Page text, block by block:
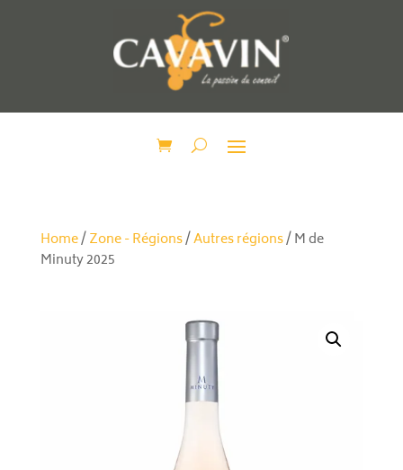
Home/Zone - Régions/Autres régions/ M de
Minuty 2025